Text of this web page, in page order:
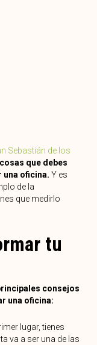
Sebastián de los
cosas que debes
una oficina. Y es
de la
que medirlo
tu
consejos
una oficina:
lugar, tienes
va a ser una de las